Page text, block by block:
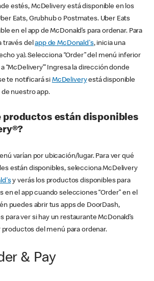
estés, McDelivery está disponible en los
Eats, Grubhub o Postmates. Uber Eats
en el app de McDonald’s para ordenar. Para
través delapp de McDonald's, inicia una
ya). Selecciona “Order” del menú inferior
“McDelivery’” Ingresa la dirección donde
te notificará si McDeliveryestá disponible
nuestro app.
productos están disponibles
varían por ubicación/lugar. Para ver qué
están disponibles, selecciona McDelivery
y verás los productos disponibles para
en el app cuando selecciones “Order” en el
puedes abrir tus apps de DoorDash,
para ver si hay un restaurante McDonald’s
del menú para ordenar.
& Pay